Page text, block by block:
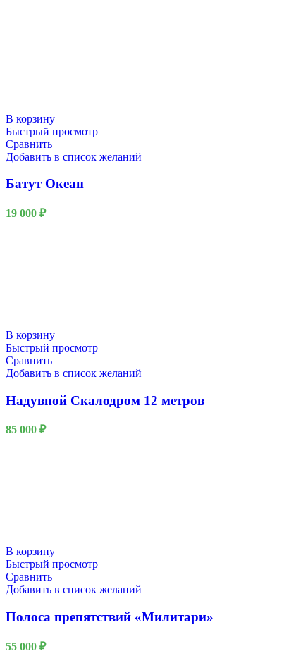
В корзину
Быстрый просмотр
Сравнить
Добавить в список желаний
Батут Океан
19 000 ₽
В корзину
Быстрый просмотр
Сравнить
Добавить в список желаний
Надувной Скалодром 12 метров
85 000 ₽
В корзину
Быстрый просмотр
Сравнить
Добавить в список желаний
Полоса препятствий «Милитари»
55 000 ₽